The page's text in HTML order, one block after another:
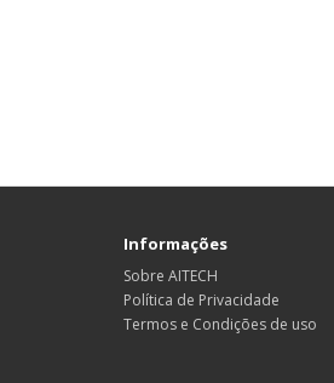
Informações
Sobre AITECH
Política de Privacidade
Termos e Condições de uso